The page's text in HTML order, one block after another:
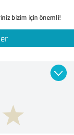
bizim için önemli!